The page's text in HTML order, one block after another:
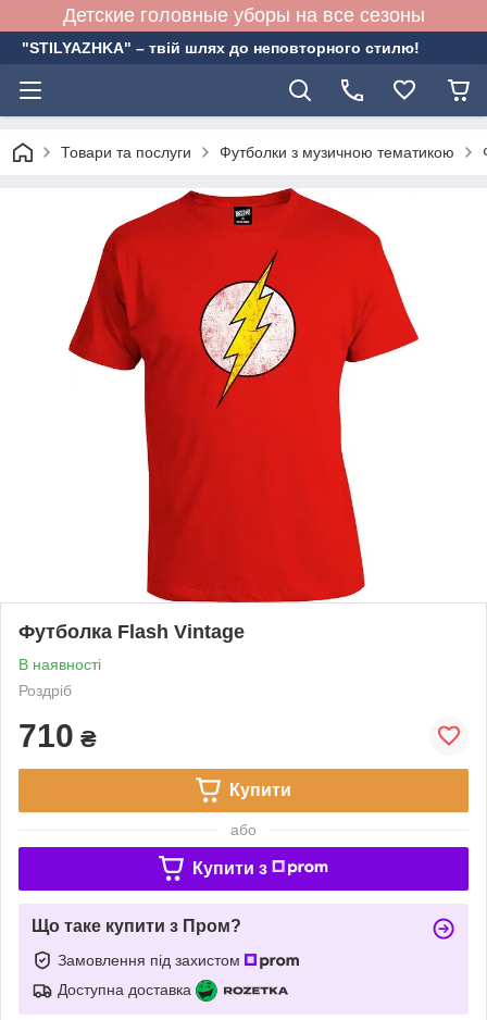
Детские головные уборы на все сезоны
"STILYAZHKA" – твій шлях до неповторного стилю!
Товари та послуги Футболки з музичною тематикою
Футболка Flash Vintage
В наявності
Роздріб
710 ₴
Купити
або
Купити з
Що таке купити з Пром?
Замовлення під захистом
Доступна доставка